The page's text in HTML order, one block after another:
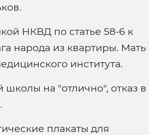
НКВД по статье 58-6 к
народа из квартиры. Мать
института.
на "отлично", отказ в
плакаты для